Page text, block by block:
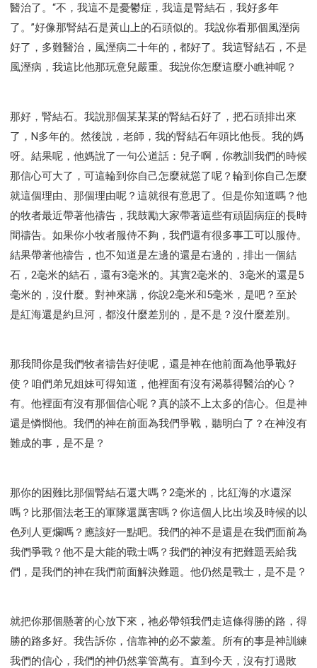
醫治了。“不，我這不是憂鬱症，我這是腎結石，我好多年
了。”好像那腎結石是黃山上的石頭似的。我說你看那個風溼病
好了，多難醫治，風溼病二十年的，都好了。我這腎結石，不是
風溼病，我這比他那玩意兒嚴重。我說你怎麼這麼小瞧神呢？
那好，腎結石。我說那個某某某的腎結石好了，把石頭排出來
了，N多年的。然後說，老師，我的腎結石年頭比他長。我的媽
呀。結果呢，他媽說了一句公道話：兒子啊，你教訓我們的時候
那信心可大了，可這輪到你自己怎麼就慫了呢？輪到你自己怎麼
就這個理由、那個理由呢？這就很有意思了。但是你知道嗎？他
的牧者最近帶著他禱告，我鼓勵大家帶著這些有頑固病症的長時
間禱告。如果你小牧者服侍不夠，我們還有很多事工可以服侍。
結果帶著他禱告，也不知道是左邊的還是右邊的，排出一個結
石，2毫米的結石，還有3毫米的。其實2毫米的、3毫米的還是5
毫米的，沒什麼。對神來講，你說2毫米和5毫米，是吧？至於
是紅海還是約旦河，都沒什麼差別的，是不是？沒什麼差別。
那我問你是我們牧者禱告好使呢，還是神在他前面為他爭戰好
使？咱們弟兄姐妹可得知道，他裡面有沒有渴慕得醫治的心？
有。他裡面有沒有那個信心呢？真的談不上太多的信心。但是神
還是憐憫他。我們的神在前面為我們爭戰，聽明白了？在神沒有
難成的事，是不是？
那你的困難比那個腎結石還大嗎？2毫米的，比紅海的水還深
嗎？比那個法老王的軍隊還厲害嗎？你這個人比出埃及時候的以
色列人更爛嗎？應該好一點吧。我們的神不是還是在我們面前為
我們爭戰？他不是大能的戰士嗎？我們的神沒有把難題丟給我
們，是我們的神在我們前面解決難題。他仍然是戰士，是不是？
就把你那個懸著的心放下來，祂必帶領我們走這條得勝的路，得
勝的路多好。我告訴你，信靠神的必不蒙羞。所有的事是神訓練
我們的信心，我們的神仍然掌管萬有。直到今天，沒有打過敗